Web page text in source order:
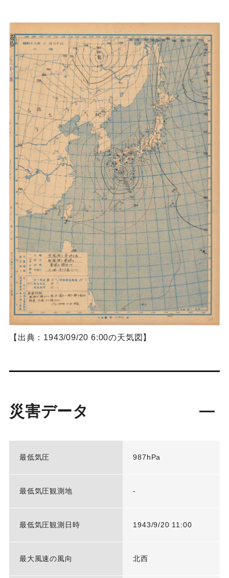
【出典：1943/09/20 6:00の天気図】
災害データ
最低気圧 987hPa
最低気圧観測地 -
最低気圧観測日時 1943/9/20 11:00
最大風速の風向 北西